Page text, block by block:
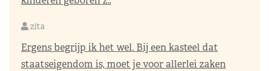
zita
Ergens begrijp ik het wel. Bij een kasteel dat
staatseigendom is, moet je voor allerlei zaken